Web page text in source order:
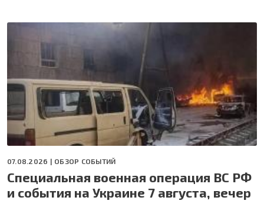
07.08.2026 | ОБЗОР СОБЫТИЙ
Специальная военная операция ВС РФ
и события на Украине 7 августа, вечер